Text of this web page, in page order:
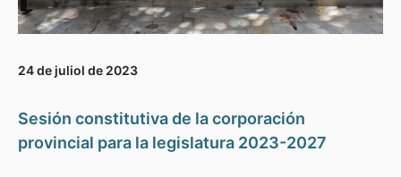
24 de juliol de 2023
Sesión constitutiva de la corporación
provincial para la legislatura 2023-2027